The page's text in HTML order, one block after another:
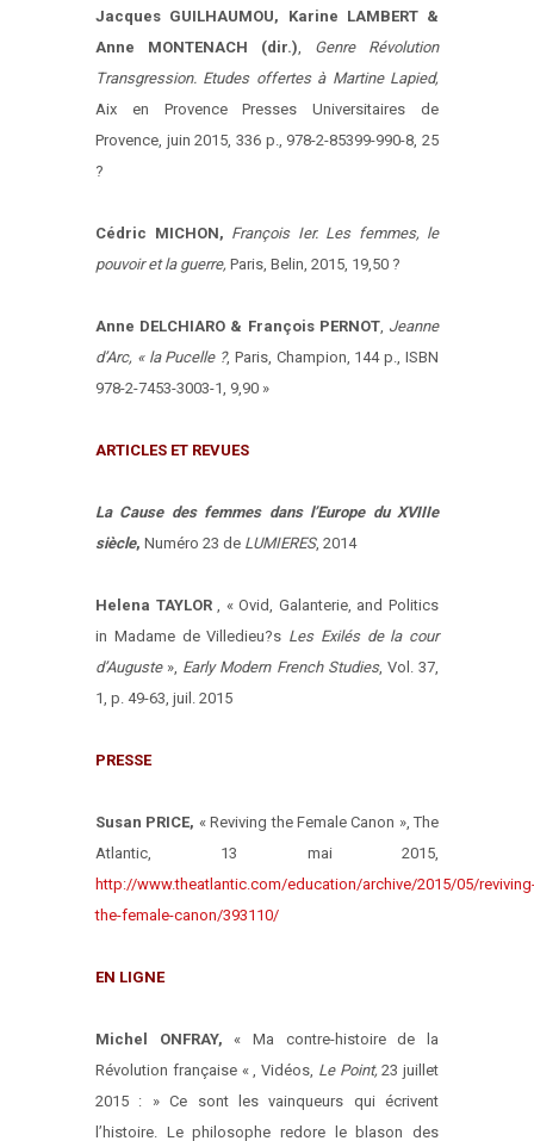
Jacques GUILHAUMOU, Karine LAMBERT &
Anne MONTENACH (dir.), Genre Révolution
Transgression. Etudes offertes à Martine Lapied,
Aix en Provence Presses Universitaires de
Provence, juin 2015, 336 p., 978-2-85399-990-8, 25
?
Cédric MICHON, François Ier. Les femmes, le
pouvoir et la guerre, Paris, Belin, 2015, 19,50 ?
Anne DELCHIARO & François PERNOT, Jeanne
d’Arc, « la Pucelle ?, Paris, Champion, 144 p., ISBN
978-2-7453-3003-1, 9,90 »
ARTICLES ET REVUES
La Cause des femmes dans l’Europe du XVIIIe
siècle, Numéro 23 de LUMIERES, 2014
Helena TAYLOR, « Ovid, Galanterie, and Politics
in Madame de Villedieu?s Les Exilés de la cour
d’Auguste», Early Modern French Studies, Vol. 37,
1, p. 49-63, juil. 2015
PRESSE
Susan PRICE, « Reviving the Female Canon », The
Atlantic, 13 mai 2015,
http://www.theatlantic.com/education/archive/2015/05/
the-female-canon/393110/
EN LIGNE
Michel ONFRAY, « Ma contre-histoire de la
Révolution française « , Vidéos, Le Point, 23 juillet
2015 : » Ce sont les vainqueurs qui écrivent
l’histoire. Le philosophe redore le blason des